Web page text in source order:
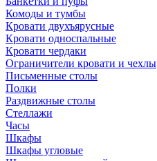
Комоды и тумбы
Кровати двухъярусные
Кровати односпальные
Кровати чердаки
Ограничители кровати и чехлы
Письменные столы
Полки
Раздвижные столы
Стеллажи
Часы
Шкафы
Шкафы угловые